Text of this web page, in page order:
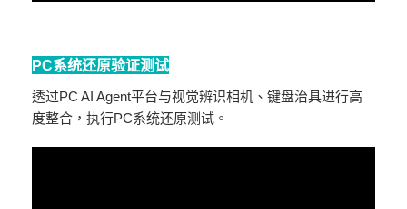
PC系统还原验证测试
透过PC AI Agent平台与视觉辨识相机、键盘治具进行高
度整合，执行PC系统还原测试。